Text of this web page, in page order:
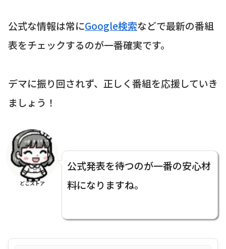
公式な情報は常にGoogle検索などで最新の番組
表をチェックするのが一番確実です。
デマに振り回されず、正しく番組を応援していき
ましょう！
どこストア
公式発表を待つのが一番の安心材
料になりますね。